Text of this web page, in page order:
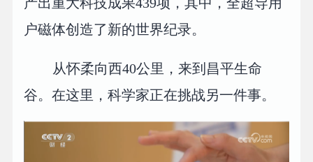
产出重大科技成果439项，其中，全超导用
户磁体创造了新的世界纪录。
从怀柔向西40公里，来到昌平生命
谷。在这里，科学家正在挑战另一件事。